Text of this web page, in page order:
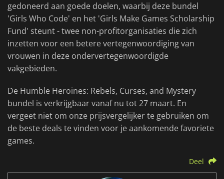
gedoneerd aan goede doelen, waarbij deze bundel
'Girls Who Code' en het 'Girls Make Games Scholarship
Fund' steunt - twee non-profitorganisaties die zich
inzetten voor een betere vertegenwoordiging van
vrouwen in deze ondervertegenwoordigde
vakgebieden.
De Humble Heroines: Rebels, Curses, and Mystery
bundel is verkrijgbaar vanaf nu tot 27 maart. En
vergeet niet om onze prijsvergelijker te gebruiken om
de beste deals te vinden voor je aankomende favoriete
games.
Deel